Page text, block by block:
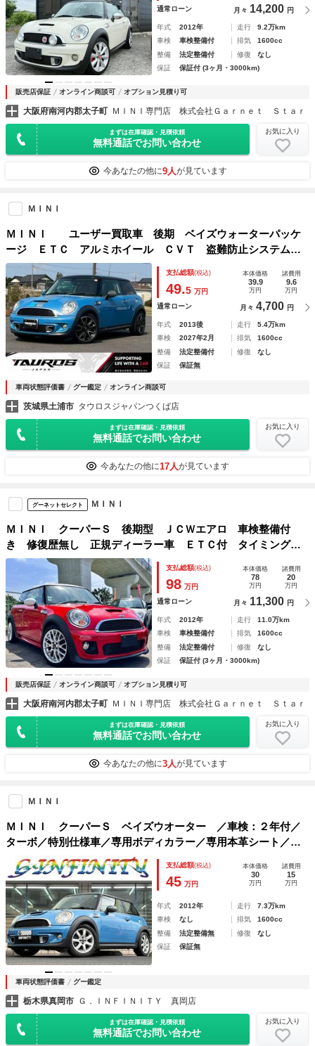
通常ローン 月々 14,200 円
年式 2012年 走行
9.2万km
車検
車検整備付 排気
1600cc
整備
法定整備付 修復
なし
保証
保証付 (3ヶ月・3000km)
販売店保証 オンライン商談可 オプション見積り可
大阪府南河内郡太子町 ＭＩＮＩ専門店 株式会社Ｇａｒｎｅｔ Ｓｔａｒ
まずは在庫確認・見積依頼
無料通話でお問い合わせ
お気に入り
今あなたの他に9人が見ています
ＭＩＮＩ
ＭＩＮＩ ユーザー買取車 後期 ベイズウォーターパッケ
ージ ＥＴＣ アルミホイール ＣＶＴ 盗難防止システム
ＡＢＳ エアコン パワーステアリング パワーウィンドウ
運転席エアバッグ 禁煙車
支払総額(税込)
49.5 万円
本体価格
39.9
万円
諸費用
9.6
万円
通常ローン 月々 4,700 円
年式 2013後 走行
5.4万km
車検
2027年2月 排気
1600cc
整備
法定整備付 修復
なし
保証
保証無
車両状態評価書 グー鑑定 オンライン商談可
茨城県土浦市 タウロスジャパンつくば店
まずは在庫確認・見積依頼
無料通話でお問い合わせ
お気に入り
今あなたの他に17人が見ています
グーネットセレクト ＭＩＮＩ
ＭＩＮＩ クーパーＳ 後期型 ＪＣＷエアロ 車検整備付
き 修復歴無し 正規ディーラー車 ＥＴＣ付 タイミングチ
ェーン ステムシール交換 ターボ パドルシフト
支払総額(税込)
98 万円
本体価格
78
万円
諸費用
20
万円
通常ローン 月々 11,300 円
年式 2012年 走行
11.0万km
車検
車検整備付 排気
1600cc
整備
法定整備付 修復
なし
保証
保証付 (3ヶ月・3000km)
販売店保証 オンライン商談可 オプション見積り可
大阪府南河内郡太子町 ＭＩＮＩ専門店 株式会社Ｇａｒｎｅｔ Ｓｔａｒ
まずは在庫確認・見積依頼
無料通話でお問い合わせ
お気に入り
今あなたの他に3人が見ています
ＭＩＮＩ
ＭＩＮＩ クーパーＳ ベイズウオーター ／車検：２年付／
ターボ／特別仕様車／専用ボディカラー／専用本革シート／シ
ートヒーター／Ｐｉｖｏｔスロットルコントローラー／Ｂｌｕ
ｅｔｏｏｔｈ／プロジェクターＨＩＤ／純正１６ＡＷ／ＥＴＣ
／Ｔチェーン
支払総額(税込)
45 万円
本体価格
30
万円
諸費用
15
万円
年式 2012年 走行
7.3万km
車検
なし 排気
1600cc
整備
法定整備無 修復
なし
保証
保証無
車両状態評価書 グー鑑定
栃木県真岡市 Ｇ．ＩＮＦＩＮＩＴＹ 真岡店
まずは在庫確認・見積依頼
無料通話でお問い合わせ
お気に入り